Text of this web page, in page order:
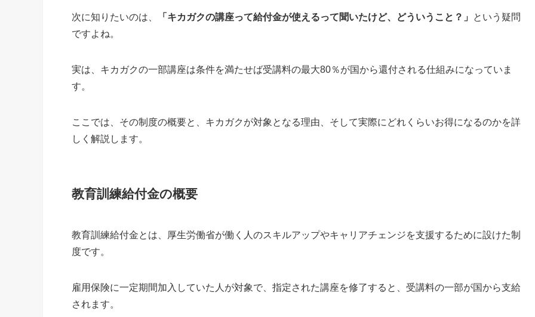
次に知りたいのは、 「キカガクの講座って給付金が使えるって聞いたけど、どういうこと？」
という疑問
ですよね。
実は、キカガクの一部講座は条件を満たせば受講料の最大80％が国から還付される仕組みになっていま
す。
ここでは、その制度の概要と、キカガクが対象となる理由、そして実際にどれくらいお得になるのかを詳
しく解説します。
教育訓練給付金の概要
教育訓練給付金とは、厚生労働省が働く人のスキルアップやキャリアチェンジを支援するために設けた制
度です。
雇用保険に一定期間加入していた人が対象で、指定された講座を修了すると、受講料の一部が国から支給
されます。